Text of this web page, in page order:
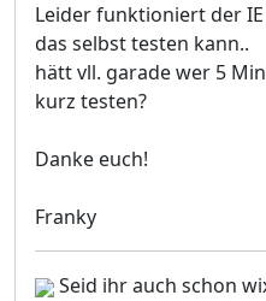
Leider funktioniert der
das selbst testen kann..
hätt vll. garade wer 5
kurz testen?
Danke euch!
Franky
Seid ihr auch schon